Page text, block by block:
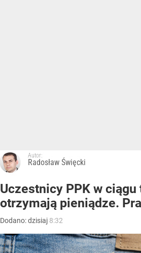
Autor:
Radosław Święcki
Uczestnicy PPK w ciągu
otrzymają pieniądze.
Dodano:dzisiaj 8:32